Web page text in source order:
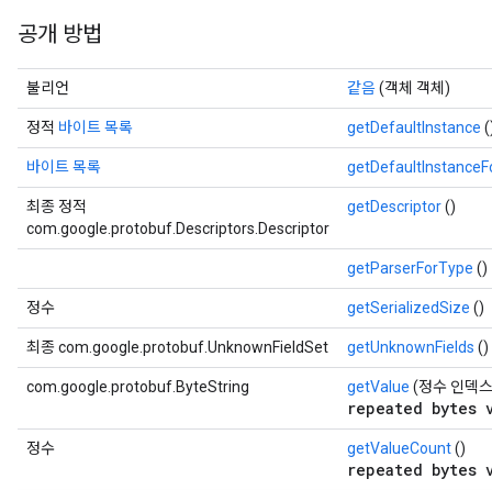
공개 방법
불리언 같음(객체 객체)
정적 바이트 목록 getDefaultInstance
바이트 목록
최종 정적
com.google.protobuf.Descriptors.Descriptor
getDescriptor()
getParserForType ()
정수 getSerializedSize ()
최종 com.google.protobuf.UnknownFieldSet getUnknownFields ()
com.google.protobuf.ByteString getValue (정수 인덱
repeated bytes
정수 getValueCount()
repeated bytes